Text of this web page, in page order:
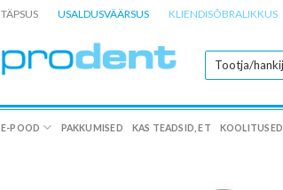
TÄPSUS USALDUSVÄÄRSUS KLIENDISÕBRALIKKUS
E-POOD PAKKUMISED KAS TEADSID, ET KOOLITUSED